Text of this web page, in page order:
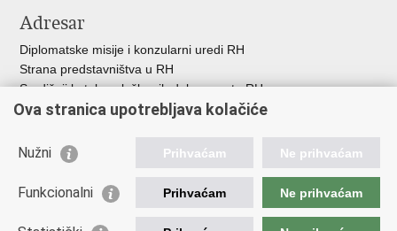
Adresar
Diplomatske misije i konzularni uredi RH
Strana predstavništva u RH
Središnji katalog službenih dokumenata RH
Adresar tijela javne vlasti
Besplatni telefoni javne uprave
Korisne poveznice
Ova stranica upotrebljava kolačiće
Nužni Prihvaćam Ne prihvaćam
Funkcionalni Prihvaćam Ne prihvaćam